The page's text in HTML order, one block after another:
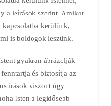
a leírások szerint. Amikor
kapcsolatba kerülünk,
is boldogok leszünk.
gyakran ábrázolják
és biztosítja az
írások viszont úgy
Isten a legidősebb